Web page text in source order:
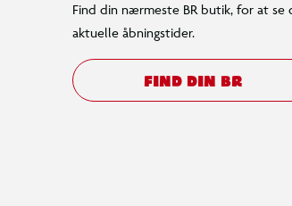
Find din nærmeste BR butik, for at se
aktuelle åbningstider.
FIND DIN BR